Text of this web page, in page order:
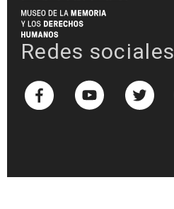
Redes sociales